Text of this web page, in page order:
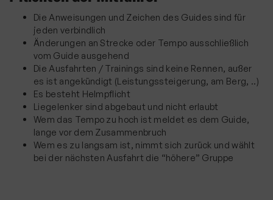
Die Anweisungen und Zeichen des Guides sind für
jeden verbindlich
Änderungen an Strecke oder Tempo ausschließlich
vom Guide ausgehend
Die Ausfahrten / Trainings sind keine Rennen, außer
es ist angekündigt (Leistungssteigerung, am Berg, ..)
Es besteht Helmpflicht
Liegelenker sind abgebaut und nicht erlaubt
Wem das Tempo zu hoch ist meldet es dem Guide,
lange vor dem Zusammenbruch
Wem es zu langsam ist, nimmt sich zurück und wählt
bei der nächsten Ausfahrt die “höhere” Gruppe
Seniorensport
Ski & Wandern
Sportkegeln
Tanzsport
Tennis